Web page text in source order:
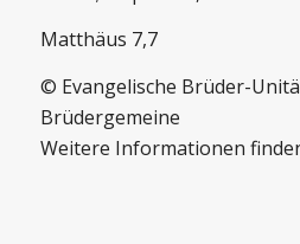
Matthäus 7,7
© Evangelische Brüder-
Brüdergemeine
Weitere Informationen